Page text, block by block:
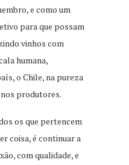
e como um
para que possam
vinhos com
humana,
o Chile, na pureza
produtores.
os que pertencem
coisa, é continuar a
com qualidade, e